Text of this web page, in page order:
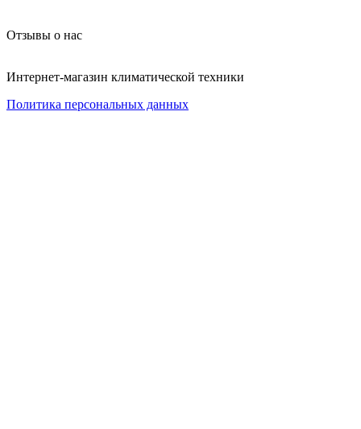
Отзывы о нас
Интернет-магазин климатической техники
Политика персональных данных